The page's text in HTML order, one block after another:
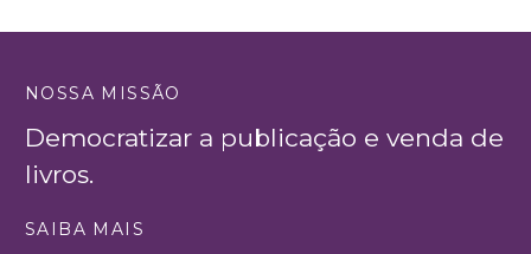
NOSSA MISSÃO
Democratizar a publicação e venda de
livros.
SAIBA MAIS